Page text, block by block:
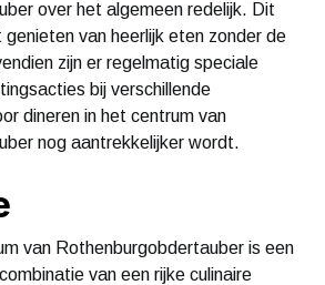
over het algemeen redelijk. Dit
van heerlijk eten zonder de
zijn er regelmatig speciale
bij verschillende
dineren in het centrum van
nog aantrekkelijker wordt.
van Rothenburgobdertauber is een
van een rijke culinaire